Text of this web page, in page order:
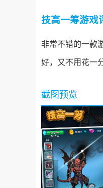
技高一筹游戏
非常不错的一款
好，又不用花一
截图预览